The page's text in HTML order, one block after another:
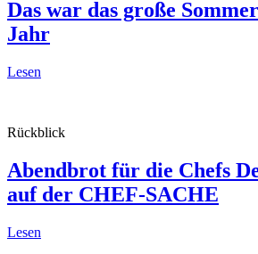
Das war das große
Jahr
Lesen
Rückblick
Abendbrot für die Chefs
auf der CHEF-SACHE
Lesen